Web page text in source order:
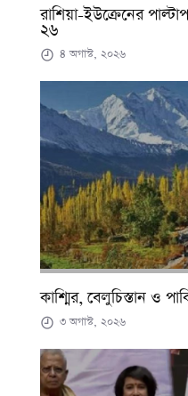
রাশিয়া-ইউক্রেনের
২৬
৪ অগাস্ট, ২০২৬
কাশ্মির, বেলুচিস্তান ও
৩ অগাস্ট, ২০২৬